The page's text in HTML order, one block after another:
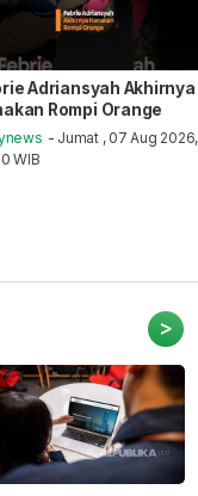
Adriansyah Akhirnya
Rompi Orange
- Jumat , 07 Aug 2026,
WIB
>